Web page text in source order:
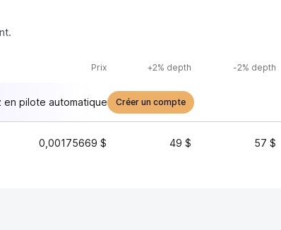
Prix +2% depth -2% depth
en pilote automatique Créer un compte
0,00175669 $ 49 $ 57 $